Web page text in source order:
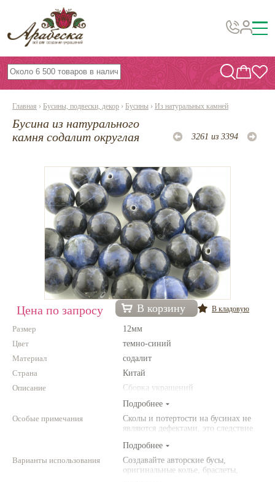
Бусины, подвески, декор
Бисер
Фурнитура
Инструменты и материалы
Эпоксидная смола
Шнуры, ленты, нитки
По темам и сезонам
Бисер TOHO
Нетемнеющая фурнитура
Всё для вышивки
Натуральные камни
Главная › Бусины, подвески, декор › Бусины › Из натуральных камней
Бусина из натурального
камня содалит округлая
3261 из 3394
Цена по запросу В корзину В кладовую
Размер
12мм
Цвет
темно-синий
Материал
содалит
Страна
Китай
Описание
Сборка украшений
Подробнее
Особые примечания
Сколы и потертости на бусинах не
являются дефектами, это следствие
природного камня. Цвет и размер
товара может отличаться от
представленных на фото.
Подробнее
Варианты использования
Создавайте авторские бусы,
оригинальные колье, браслеты,